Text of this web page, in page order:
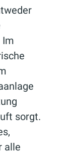
Im
sorgt.
alle